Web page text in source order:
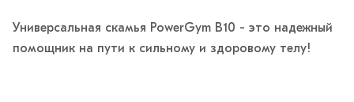
Универсальная скамья PowerGym B10 - это надежный
помощник на пути к сильному и здоровому телу!